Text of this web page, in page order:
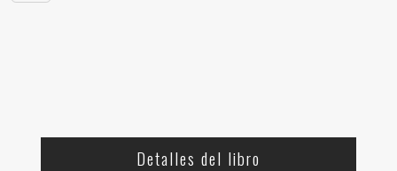
Detalles del libro